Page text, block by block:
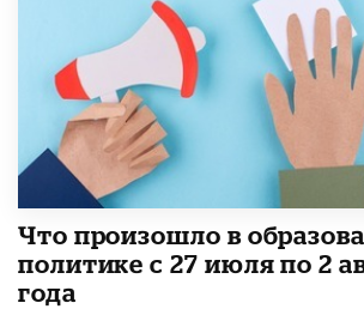
​Что произошло в
политике с 27 июля по 2
года